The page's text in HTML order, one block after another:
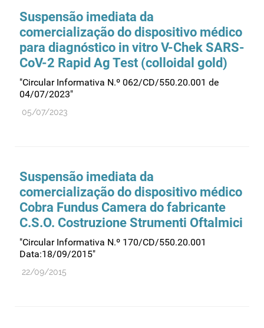
Suspensão imediata da
comercialização do dispositivo médico
para diagnóstico in vitro V-Chek SARS-
CoV-2 Rapid Ag Test (colloidal gold)
"Circular Informativa N.º 062/CD/550.20.001 de
04/07/2023"
05/07/2023
Suspensão imediata da
comercialização do dispositivo médico
Cobra Fundus Camera do fabricante
C.S.O. Costruzione Strumenti Oftalmici
"Circular Informativa N.º 170/CD/550.20.001
Data:18/09/2015"
22/09/2015